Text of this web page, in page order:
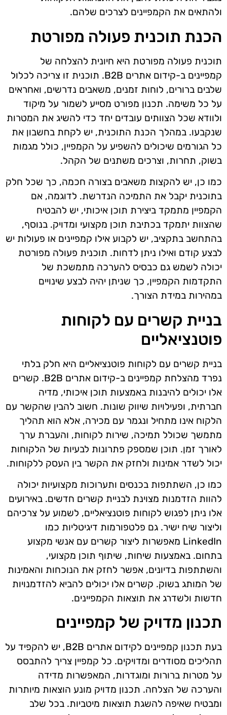
ולהתאים את הקמפיינים לצרכים שלהם.
הכנת תוכנית פעולה מפורטת
תוכנית פעולה מפורטת היא חיונית להצלחה של
קמפיינים ב-קידום אתרים B2B. תוכנית זו צריכה לכלול
שלבים ברורים, לוחות זמנים, משאבים נדרשים, ואחראים
על כל משימה. תכנון מפורט מסייע לשמור על מיקוד
ולוודא שכל הצוותים עובדים יחד כדי להשיג את המטרות
שנקבעו. במהלך הכנת התוכנית, יש לקחת בחשבון את
כל הגורמים שיכולים להשפיע על הקמפיין, כולל מגמות
בשוק, תחרות, וצרכים משתנים של הקהל.
כמו כן, יש להקצות משאבים בצורה חכמה, כך שכל חלק
בתוכנית יקבל את התמיכה הנדרשת. לדוגמה, אם
הקמפיין מתמקד ביצירת תוכן איכותי, יש להבטיח
שהצוות יתמקד בכתיבת תוכן מקצועי ומדויק. בנוסף,
בהתחשב בתקציב, יש לקבוע אילו קמפיינים או פעולות יש
לבצע קודם ואילו ניתן לדחות. תוכנית פעולה מפורטת
יכולה לשמש גם כבסיס להערכה מתמשכת של
התקדמות הקמפיין, כך שניתן יהיה לבצע שינויים
במהירות במידת הצורך.
בניית קשרים עם לקוחות
פוטנציאליים
בניית קשרים עם לקוחות פוטנציאליים היא חלק בלתי
נפרד מהצלחת קמפיינים ב-קידום אתרים B2B. קשרים
אלו יכולים להיבנות באמצעות תוכן איכותי, מדיה
חברתית, ופעילויות שיווק שונות. חשוב להבין שהקשר עם
הלקוח אינו מתחיל ונגמר עם מכירה, אלא הוא תהליך
מתמשך שכולל תמיכה, שירות לקוחות, והעברת ערך
לאורך זמן. תוכן שמספק פתרונות לבעיות של הלקוחות
יכול לשדר אמינות ולחזק את הקשר בין העסק ללקוחות.
כמו כן, השתתפות בכנסים ותערוכות מקצועיות יכולה
להוות הזדמנות מצוינת לבניית קשרים חדשים. באירועים
אלו ניתן לפגוש לקוחות פוטנציאליים, לשמוע על צרכיהם
וליצור שיח ישיר. גם פלטפורמות דיגיטליות כמו
LinkedIn מאפשרות ליצור קשרים עם אנשי מקצוע
בתחום. באמצעות שיחות, שיתוף תוכן מקצועי,
והשתתפות בדיונים, אפשר לחזק את הנוכחות והאמינות
של המותג בשוק. קשרים אלו יכולים להביא להזדמנויות
חדשות ולשדרג את תוצאות הקמפיינים.
תכנון מדויק של קמפיינים
בעת תכנון קמפיינים לקידום אתרים B2B, יש להקפיד על
תהליכים מסודרים ומדויקים. כל קמפיין צריך להתבסס
על מטרות ברורות ומוגדרות, המאפשרות מדידה
והערכה של הצלחה. תכנון מדויק מונע הוצאות מיותרות
ומבטיח שאיפה להשגת תוצאות מיטביות. בכל שלב